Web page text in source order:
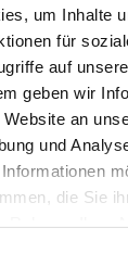
um Inhalte
für
auf
geben wir
an
und
die Sie